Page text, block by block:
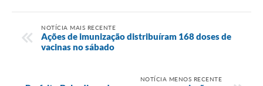
NOTÍCIA MAIS RECENTE
Ações de imunização distribuíram 168 doses de
vacinas no sábado
NOTÍCIA MENOS RECENTE